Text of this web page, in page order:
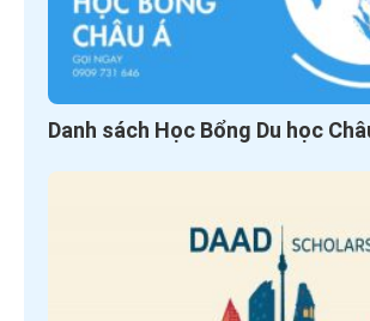
Danh sách Học Bổng Du học